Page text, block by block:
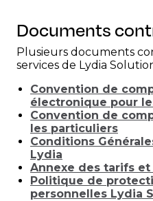
Documents
Plusieurs documents
services de Lydia
Convention de
électronique pour
Convention de
les particuliers
Conditions
Lydia
Annexe des tarifs
Politique de
personnelles Lydia